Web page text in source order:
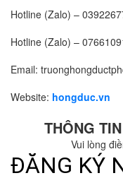
Hotline (Zalo) –
Hotline (Zalo) –
Email:
Website: hongduc.vn
THÔNG
Vui lòng